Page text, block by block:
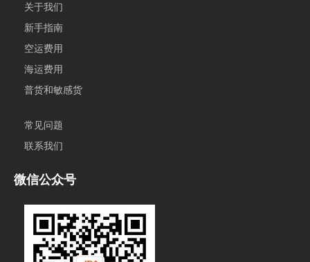
关于我们
新手指南
空运费用
海运费用
普货和敏感货
常见问题
联系我们
微信公众号